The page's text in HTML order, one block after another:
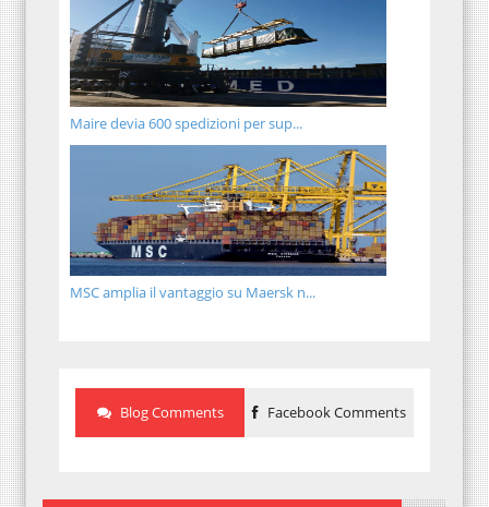
Maire devia 600 spedizioni per sup...
MSC amplia il vantaggio su Maersk n...
Blog Comments Facebook Comments